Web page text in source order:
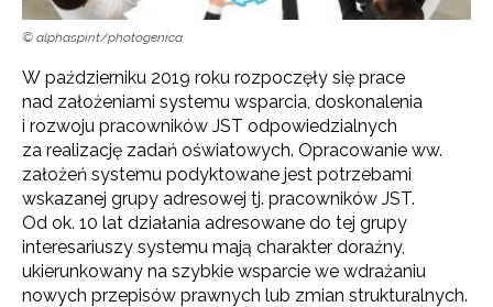
© alphaspirit/photogenica
W październiku 2019 roku rozpoczęły się prace
nad założeniami systemu wsparcia, doskonalenia
i rozwoju pracowników JST odpowiedzialnych
za realizację zadań oświatowych. Opracowanie ww.
założeń systemu podyktowane jest potrzebami
wskazanej grupy adresowej tj. pracowników JST.
Od ok. 10 lat działania adresowane do tej grupy
interesariuszy systemu mają charakter doraźny,
ukierunkowany na szybkie wsparcie we wdrażaniu
nowych przepisów prawnych lub zmian strukturalnych.